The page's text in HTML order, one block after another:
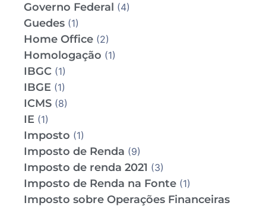
Governo Federal (4)
Guedes (1)
Home Office (2)
Homologação (1)
IBGC (1)
IBGE (1)
ICMS (8)
IE (1)
Imposto (1)
Imposto de Renda (9)
Imposto de renda 2021 (3)
Imposto de Renda na Fonte (1)
Imposto sobre Operações Financeiras